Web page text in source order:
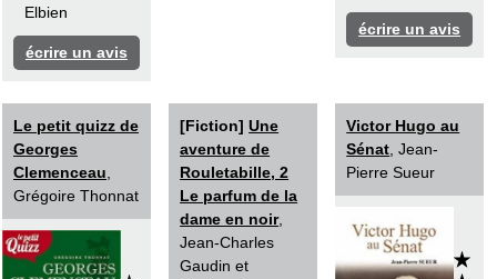
Elbien
écrire un avis
écrire un avis
Le petit quizz de
Georges
Clemenceau
Grégoire Thonnat
[Fiction]Une
aventure de
Rouletabille, 2
Le parfum de la
dame en noir,
Jean-Charles
Gaudin et
Victor Hugo au
Sénat , Jean-
Pierre Sueur